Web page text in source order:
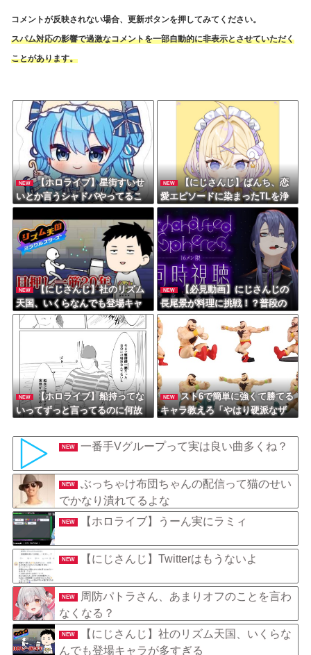
コメントが反映されない場合、更新ボタンを押してみてください。
スパム対応の影響で過激なコメントを一部自動的に非表示とさせていただく
ことがあります。
NEW
【ホロライブ】星街すいせ
いとか言うシャドバやってるこ
とアピールしてるのに公式に呼
ばれない女「言うても忙しいし
継続的には無理なんだろう」
NEW
【にじさんじ】ぱんち、恋
愛エピソードに染まったTLを浄
化へ「もっとネタツイとかが見
たくて…」
NEW
【にじさんじ】社のリズム
天国、いくらなんでも登場キャ
ラが多すぎる
NEW
【必見動画】にじさんじの
長尾景が料理に挑戦！？普段の
ゲーム実況とは一味違う、手際
やおっちょこちょいな一面など
見どころ満載のショート動画を
今すぐチェック！
NEW
【ホロライブ】船持ってな
いってずっと言ってるのに何故
NEW
スト6で簡単に強くて勝てる
キャラ教えろ「やはり硬派なザ
NEW 一番手Vグループって実は良い曲多くね？
NEW
ぶっちゃけ布団ちゃんの配信って猫のせい
でかなり潰れてるよな
NEW 【ホロライブ】うーん実にラミィ
NEW 【にじさんじ】Twitterはもうないよ
NEW
周防パトラさん、あまりオフのことを言わ
なくなる？
NEW
【にじさんじ】社のリズム天国、いくらな
んでも登場キャラが多すぎる